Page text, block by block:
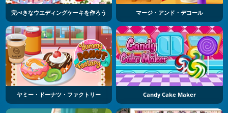
完ぺきなウエディングケーキを作ろう マージ・アンド・デコール
ヤミー・ドーナツ・ファクトリー Candy Cake Maker